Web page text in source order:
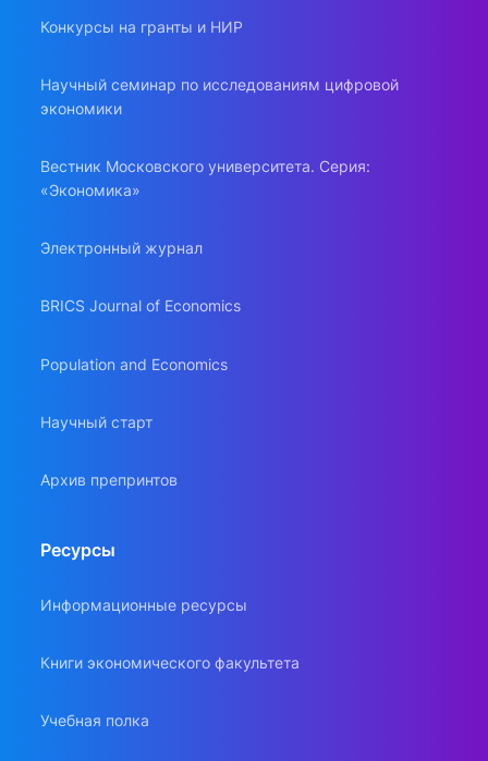
Конкурсы на гранты и НИР
Научный семинар по исследованиям цифровой
экономики
Вестник Московского университета. Серия:
«Экономика»
Электронный журнал
BRICS Journal of Economics
Population and Economics
Научный старт
Архив препринтов
Ресурсы
Информационные ресурсы
Книги экономического факультета
Учебная полка